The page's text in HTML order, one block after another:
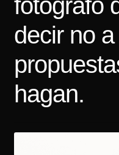
Blog
Tarifas
Contacto
fotógrafo
decir no
hagan.